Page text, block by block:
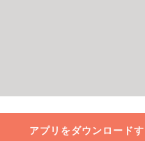
アプリをダウンロードす